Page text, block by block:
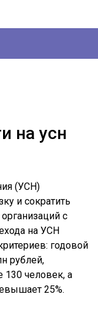
на усн
(УСН)
и сократить
с
на УСН
годовой
рублей,
130 человек, а
25%.